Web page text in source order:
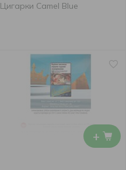
Цигарки Camel Blue
+